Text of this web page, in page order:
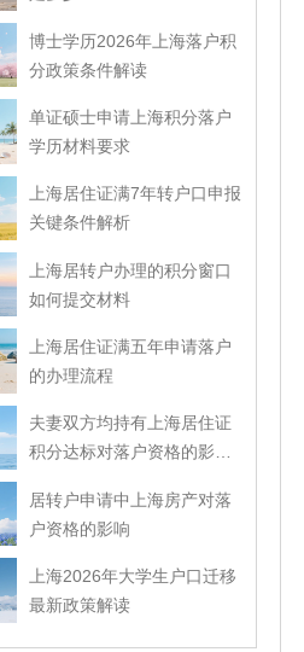
博士学历2026年上海落户积
分政策条件解读
单证硕士申请上海积分落户
学历材料要求
上海居住证满7年转户口申报
关键条件解析
上海居转户办理的积分窗口
如何提交材料
上海居住证满五年申请落户
的办理流程
夫妻双方均持有上海居住证
积分达标对落户资格的影响
居转户申请中上海房产对落
户资格的影响
上海2026年大学生户口迁移
最新政策解读